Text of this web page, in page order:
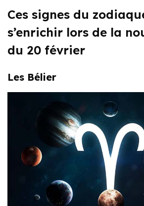
Ces signes du
s’enrichir lors de la
du 20 février
Les Bélier